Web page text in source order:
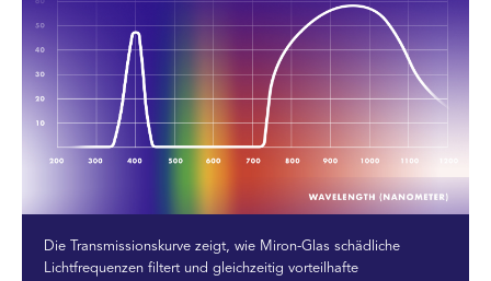
Die Transmissionskurve zeigt, wie Miron-Glas schädliche
Lichtfrequenzen filtert und gleichzeitig vorteilhafte